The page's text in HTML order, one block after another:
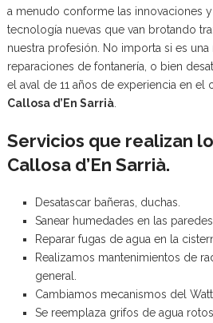
a menudo conforme las innovaciones
tecnología nuevas que van brotando
nuestra profesión. No importa si es
reparaciones de fontanería, o bien
el aval de 11 años de experiencia en el
Callosa d’En Sarrià.
Servicios que realizan
Callosa d’En Sarrià.
Desatascar bañeras, duchas.
Sanear humedades en las paredes.
Reparar fugas de agua en la
Realizamos mantenimientos de
general.
Cambiamos mecanismos del
Se reemplaza grifos de agua rotos.